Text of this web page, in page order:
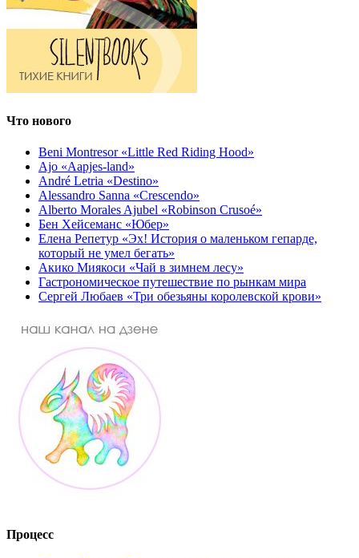
Что нового
Beni Montresor «Little Red Riding Hood»
Ajo «Aapjes-land»
André Letria «Destino»
Alessandro Sanna «Crescendo»
Alberto Morales Ajubel «Robinson Crusoé»
Бен Хейсеманс «Юбер»
Елена Репетур «Эх! История о маленьком гепарде,
который не умел бегать»
Акико Миякоси «Чай в зимнем лесу»
Гастрономическое путешествие по рынкам мира
Сергей Любаев «Три обезьяны королевской крови»
Процесс